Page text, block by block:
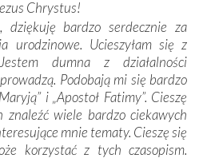
się, że Maryja swoją opieką
lecz wszystkie nacje, które
każdą osobę, która zawierza
historia wierności Bogu i
Trudne momenty w
i zbiorowym, przypominają o
Chrystus!
dziękuję bardzo serdecznie za
urodzinowe. Ucieszyłam się z
dumna z działalności
Podobają mi się bardzo
i „Apostoł Fatimy”. Cieszę
wiele bardzo ciekawych
mnie tematy. Cieszę się
korzystać z tych czasopism.